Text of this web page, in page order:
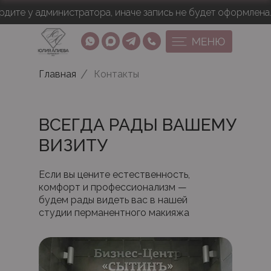
администратора, иначе запись не будет оформлена.
Главная / Контакты
ВСЕГДА РАДЫ ВАШЕМУ
ВИЗИТУ
Если вы цените естественность,
комфорт и профессионализм —
будем рады видеть вас в нашей
студии перманентного макияжа